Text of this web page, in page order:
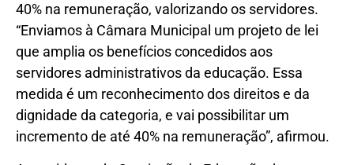
40% na remuneração, valorizando os servidores.
“Enviamos à Câmara Municipal um projeto de lei
que amplia os benefícios concedidos aos
servidores administrativos da educação. Essa
medida é um reconhecimento dos direitos e da
dignidade da categoria, e vai possibilitar um
incremento de até 40% na remuneração”, afirmou.